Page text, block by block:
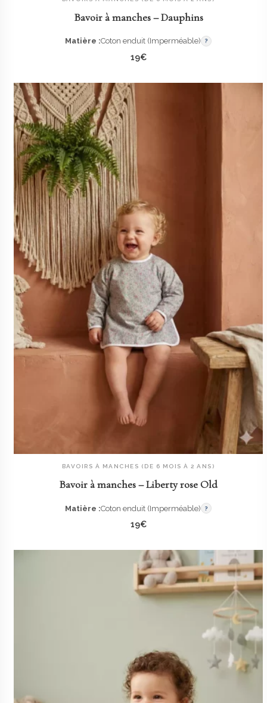
Bavoir à manches – Dauphins
Matière :Coton enduit (Imperméable) ?
19€
AJOUTER AU PANIER
BAVOIRS À MANCHES (DE 6 MOIS À 2 ANS)
Bavoir à manches – Liberty rose Old
Matière :Coton enduit (Imperméable) ?
19€